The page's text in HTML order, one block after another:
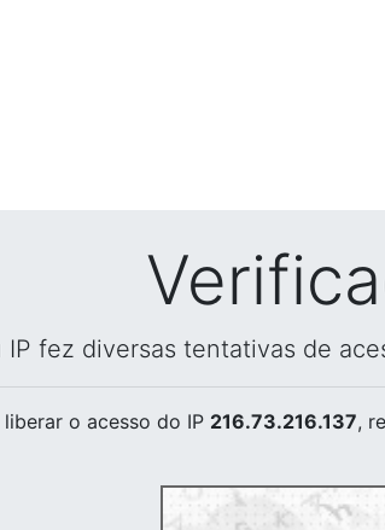
IP fez diversas tentativas de
liberar o acesso do IP 216.73.216.137,